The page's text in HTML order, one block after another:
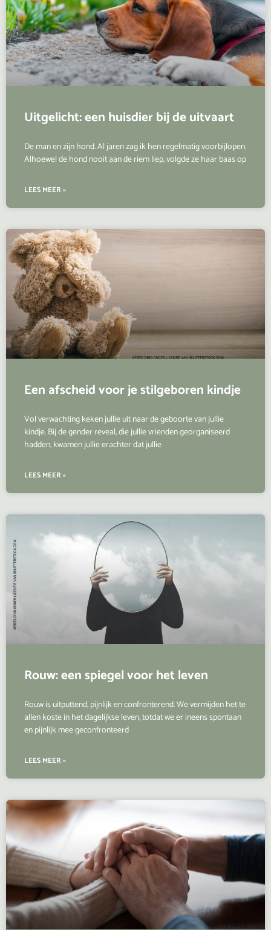
Uitgelicht: een huisdier bij de uitvaart
De man en zijn hond. Al jaren zag ik hen regelmatig voorbijlopen.
Alhoewel de hond nooit aan de riem liep, volgde ze haar baas op
LEES MEER »
Een afscheid voor je stilgeboren kindje
Vol verwachting keken jullie uit naar de geboorte van jullie
kindje. Bij de gender reveal, die jullie vrienden georganiseerd
hadden, kwamen jullie erachter dat jullie
LEES MEER »
Rouw: een spiegel voor het leven
Rouw is uitputtend, pijnlijk en confronterend. We vermijden het te
allen koste in het dagelijkse leven, totdat we er ineens spontaan
en pijnlijk mee geconfronteerd
LEES MEER »